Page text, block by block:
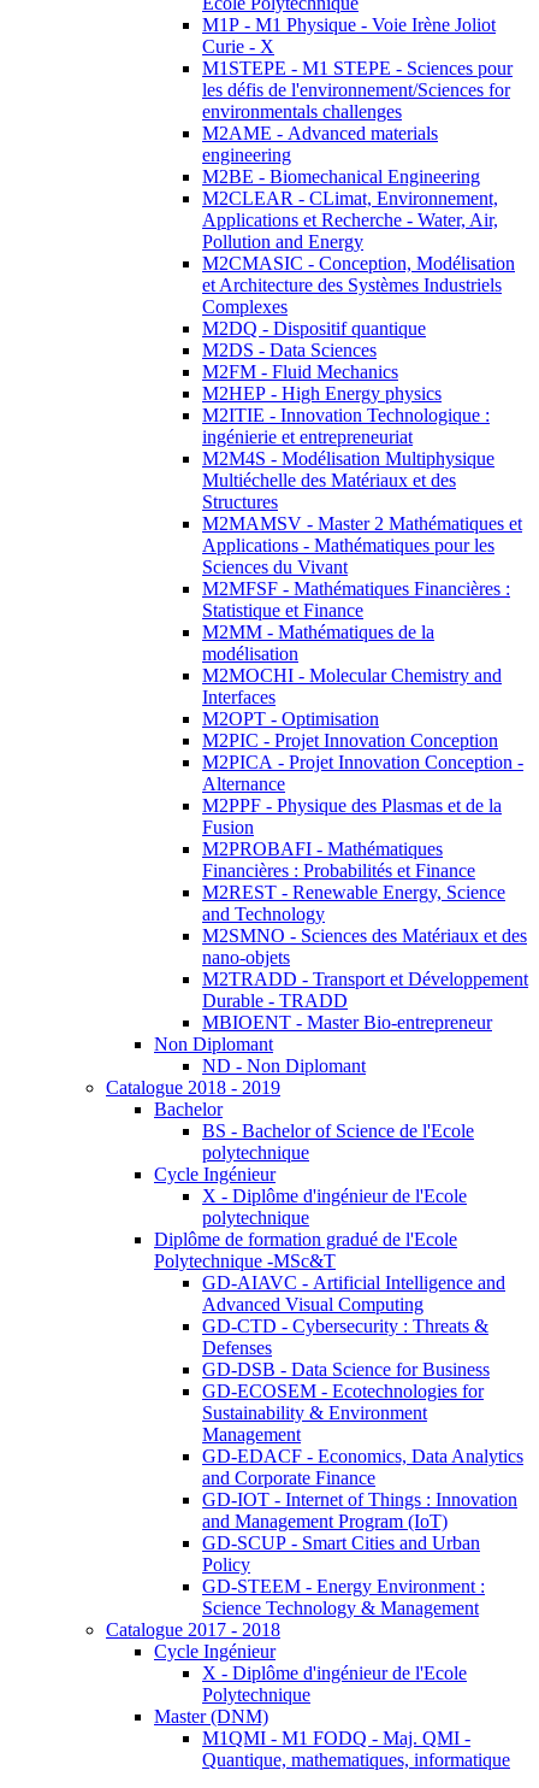
M1P - M1 Physique - Voie Irène Joliot
Curie - X
M1STEPE - M1 STEPE - Sciences pour
les défis de l'environnement/Sciences for
environmentals challenges
M2AME - Advanced materials
engineering
M2BE - Biomechanical Engineering
M2CLEAR - CLimat, Environnement,
Applications et Recherche - Water, Air,
Pollution and Energy
M2CMASIC - Conception, Modélisation
et Architecture des Systèmes Industriels
Complexes
M2DQ - Dispositif quantique
M2DS - Data Sciences
M2FM - Fluid Mechanics
M2HEP - High Energy physics
M2ITIE - Innovation Technologique :
ingénierie et entrepreneuriat
M2M4S - Modélisation Multiphysique
Multiéchelle des Matériaux et des
Structures
M2MAMSV - Master 2 Mathématiques et
Applications - Mathématiques pour les
Sciences du Vivant
M2MFSF - Mathématiques Financières :
Statistique et Finance
M2MM - Mathématiques de la
modélisation
M2MOCHI - Molecular Chemistry and
Interfaces
M2OPT - Optimisation
M2PIC - Projet Innovation Conception
M2PICA - Projet Innovation Conception -
Alternance
M2PPF - Physique des Plasmas et de la
Fusion
M2PROBAFI - Mathématiques
Financières : Probabilités et Finance
M2REST - Renewable Energy, Science
and Technology
M2SMNO - Sciences des Matériaux et des
nano-objets
M2TRADD - Transport et Développement
Durable - TRADD
MBIOENT - Master Bio-entrepreneur
Non Diplomant
ND - Non Diplomant
Catalogue 2018 - 2019
Bachelor
BS - Bachelor of Science de l'Ecole
polytechnique
Cycle Ingénieur
X - Diplôme d'ingénieur de l'Ecole
polytechnique
Diplôme de formation gradué de l'Ecole
Polytechnique -MSc&T
GD-AIAVC - Artificial Intelligence and
Advanced Visual Computing
GD-CTD - Cybersecurity : Threats &
Defenses
GD-DSB - Data Science for Business
GD-ECOSEM - Ecotechnologies for
Sustainability & Environment
Management
GD-EDACF - Economics, Data Analytics
and Corporate Finance
GD-IOT - Internet of Things : Innovation
and Management Program (IoT)
GD-SCUP - Smart Cities and Urban
Policy
GD-STEEM - Energy Environment :
Science Technology & Management
Catalogue 2017 - 2018
Cycle Ingénieur
X - Diplôme d'ingénieur de l'Ecole
Polytechnique
Master (DNM)
M1QMI - M1 FODQ - Maj. QMI -
Quantique, mathematiques, informatique